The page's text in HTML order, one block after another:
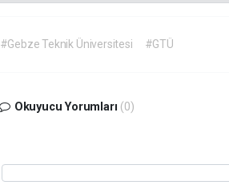
#Gebze Teknik Üniversitesi #GTÜ
Okuyucu Yorumları (0)